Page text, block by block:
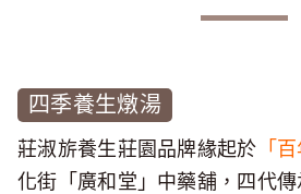
四季養生燉湯
莊淑旂養生莊園品牌緣起於 「
化街「廣和堂」中藥舖，四代